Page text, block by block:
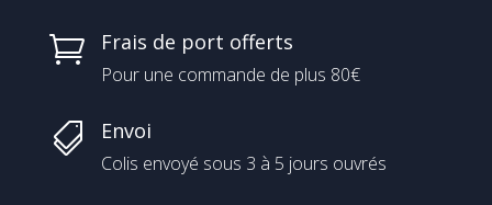
 Frais de port offerts
Pour une commande de plus 80€
 Envoi
Colis envoyé sous 3 à 5 jours ouvrés